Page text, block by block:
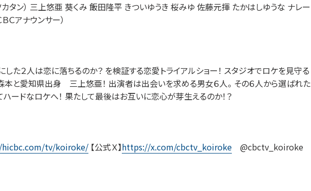
タン） 三上悠亜 葵くみ 飯田隆平 きついゆうき 桜みゆ 佐藤元揮 たかはしゆうな ナレー
Ｃアナウンサー）
た２人は恋に落ちるのか？ を検証する恋愛トライアルショー！ スタジオでロケを見守る
本と愛知県出身 三上悠亜！ 出演者は出会いを求める男女６人。 その６人から選ばれた
ハードなロケへ！ 果たして最後はお互いに恋心が芽生えるのか！？
tv/koiroke/ 【公式Ｘ】https://x.com/cbctv_koiroke @cbctv_koiroke